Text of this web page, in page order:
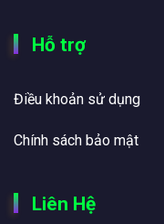
Hỗ trợ
Điều khoản sử dụng
Chính sách bảo mật
Liên Hệ